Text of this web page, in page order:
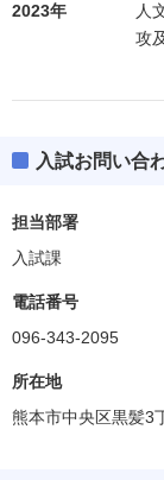
2023年
人
攻
入試お問い合
担当部署
入試課
電話番号
096-343-2095
所在地
熊本市中央区黒髪3